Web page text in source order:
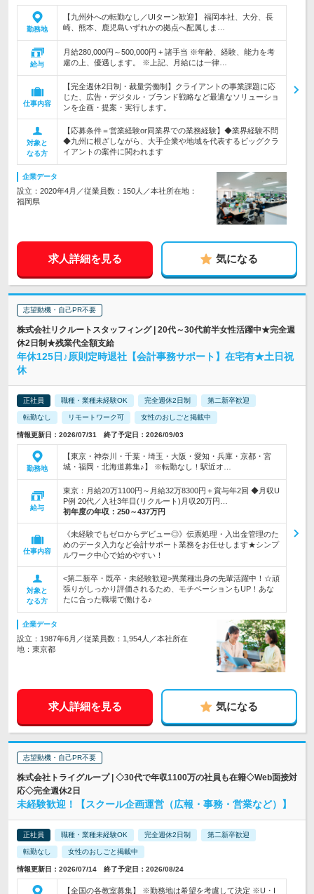
勤務地
【九州外への転勤なし／UIターン歓迎】 福岡本社、大分、長
崎、熊本、鹿児島いずれかの拠点へ配属しま…
給与
月給280,000円～500,000円 + 諸手当 ※年齢、経験、能力を考
慮の上、優遇します。 ※上記、月給には一律…
仕事内容
【完全週休2日制・裁量労働制】クライアントの事業課題に応
じた、広告・デジタル・ブランド戦略など最適なソリューショ
ンを企画・提案・実行します。
対象と
なる方
【応募条件＝営業経験or同業界での業務経験】◆業界経験不問
◆九州に根ざしながら、大手企業や地域を代表するビッグクラ
イアントの案件に関われます
企業データ
設立：2020年4月／従業員数：150人／本社所在地：
福岡県
求人詳細を見る 気になる
志望動機・自己PR不要
株式会社リクルートスタッフィング | 20代～30代前半女性活躍中★完全週
休2日制★残業代全額支給
年休125日♪原則定時退社【会計事務サポート】在宅有★土日祝
休
正社員 職種・業種未経験OK 完全週休2日制 第二新卒歓迎
転勤なし リモートワーク可 女性のおしごと掲載中
情報更新日：2026/07/31 終了予定日：2026/09/03
勤務地
【東京・神奈川・千葉・埼玉・大阪・愛知・兵庫・京都・宮
城・福岡・北海道募集♪】 ※転勤なし！駅近オ…
給与
東京：月給20万1100円～月給32万8300円＋賞与年2回 ◆月収U
P例 20代／入社3年目(リクルート)月収20万円…
初年度の年収： 250～437万円
仕事内容
《未経験でもゼロからデビュー◎》伝票処理・入出金管理のた
めのデータ入力など会計サポート業務をお任せします★シンプ
ルワーク中心で始めやすい！
対象と
なる方
<第二新卒・既卒・未経験歓迎>異業種出身の先輩活躍中！☆頑
張りがしっかり評価されるため、モチベーションもUP！あな
たに合った職場で働ける♪
企業データ
設立：1987年6月／従業員数：1,954人／本社所在
地：東京都
求人詳細を見る 気になる
志望動機・自己PR不要
株式会社トライグループ | ◇30代で年収1100万の社員も在籍◇Web面接対
応◇完全週休2日
未経験歓迎！【スクール企画運営（広報・事務・営業など）】
正社員 職種・業種未経験OK 完全週休2日制 第二新卒歓迎
転勤なし 女性のおしごと掲載中
情報更新日：2026/07/14 終了予定日：2026/08/24
【全国の各教室募集】 ※勤務地は希望を考慮して決定 ※U・I